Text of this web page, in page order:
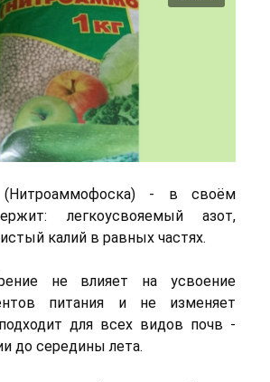
(Нитроаммофоска) - в своём
легкоусвояемый азот,
калий в равных частях.
не влияет на усвоение
питания и не изменяет
для всех видов почв -
до середины лета.